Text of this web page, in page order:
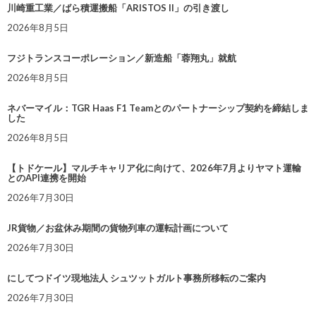
川崎重工業／ばら積運搬船「ARISTOS II」の引き渡し
2026年8月5日
フジトランスコーポレーション／新造船「蓉翔丸」就航
2026年8月5日
ネバーマイル：TGR Haas F1 Teamとのパートナーシップ契約を締結しま
した
2026年8月5日
【トドケール】マルチキャリア化に向けて、2026年7月よりヤマト運輸
とのAPI連携を開始
2026年7月30日
JR貨物／お盆休み期間の貨物列車の運転計画について
2026年7月30日
にしてつドイツ現地法人 シュツットガルト事務所移転のご案内
2026年7月30日